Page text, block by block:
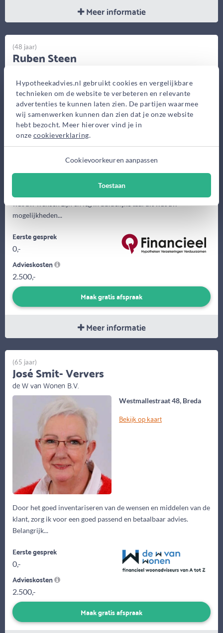
Hypotheekadvies.nl gebruikt cookies en vergelijkbare
technieken om de website te verbeteren en relevante
advertenties te kunnen laten zien. De partijen waarmee
wij samenwerken kunnen dan zien dat je onze website
hebt bezocht. Meer hierover vind je in
onze cookieverklaring.
Cookievoorkeuren aanpassen
Toestaan
Meer informatie
Bosstraat 1, Oosterhout
Bekijk op kaart
wat uw wensen zijn en leg in duidelijke taal uit wat uw
mogelijkheden...
(48 jaar)
Ruben Steen
Eerste gesprek
0,-
Advieskosten
2.500,-
Maak gratis afspraak
Meer informatie
Westmallestraat 48, Breda
Bekijk op kaart
Door het goed inventariseren van de wensen en middelen van de
klant, zorg ik voor een goed passend en betaalbaar advies.
Belangrijk...
(65 jaar)
José Smit- Ververs
de W van Wonen B.V.
Eerste gesprek
0,-
Advieskosten
2.500,-
Maak gratis afspraak